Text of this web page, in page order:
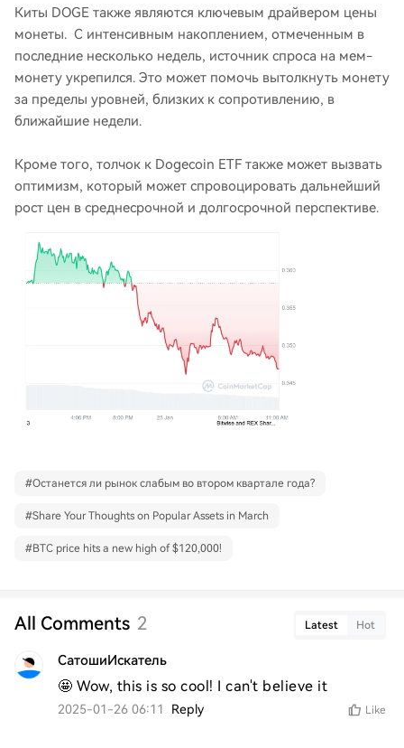
Киты DOGE также являются ключевым драйвером цены
монеты. С интенсивным накоплением, отмеченным в
последние несколько недель, источник спроса на мем-
монету укрепился. Это может помочь вытолкнуть монету
за пределы уровней, близких к сопротивлению, в
ближайшие недели.
Кроме того, толчок к Dogecoin ETF также может вызвать
оптимизм, который может спровоцировать дальнейший
рост цен в среднесрочной и долгосрочной перспективе.
#Останется ли рынок слабым во втором квартале года?
#Share Your Thoughts on Popular Assets in March
#BTC price hits a new high of $120,000!
All Comments 2 Latest Hot
СатошиИскатель
🤩 Wow, this is so cool! I can't believe it
2025-01-26 06:11 Reply Like